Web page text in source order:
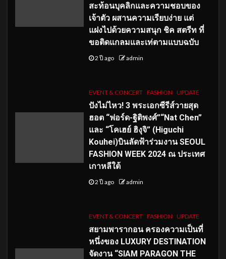
สะท้อนบุคลิกและความชอบของ
เจ้าตัว ผสานความเรียบง่าย แต่
แฝงไปด้วยความสนุก ชิค สตรีท ที่
ขอติดแกลมและเท่ตามแบบฉบับ
2 ปี ago admin
EVENT & CONCERT FASHION UPDATE
ปังไม่ไหว! 3 พระเอกซีรีส์วายสุด
ฮอต “ฟอร์ด-ฐิติพงศ์”“Nat Chen”
และ “โคเฮย์ ฮิงุจิ” (Higuchi
Kouhei)บินลัดฟ้าร่วมงาน SEOUL
FASHION WEEK 2024 ณ ประเทศ
เกาหลีใต้
2 ปี ago admin
EVENT & CONCERT FASHION UPDATE
สยามพารากอน ครองความเป็นที่
หนึ่งของ LUXURY DESTINATION
จัดงาน “SIAM PARAGON THE